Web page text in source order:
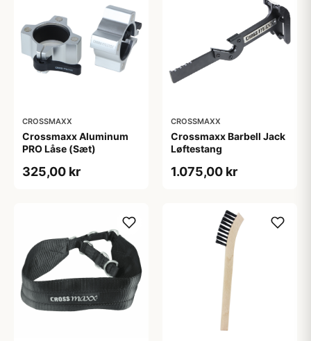
CROSSMAXX
Crossmaxx Aluminum
PRO Låse (Sæt)
325,00 kr
CROSSMAXX
Crossmaxx Barbell Jack
Løftestang
1.075,00 kr